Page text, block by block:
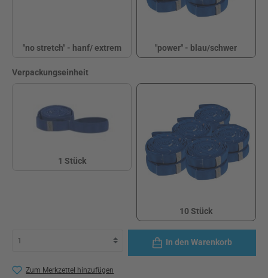
"no stretch" - hanf/ extrem
"power" - blau/schwer
Verpackungseinheit
1 Stück
10 Stück
10 Stück
In den Warenkorb
Zum Merkzettel hinzufügen